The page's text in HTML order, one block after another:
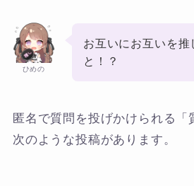
ひめの
お互いにお互いを推
と！？
匿名で質問を投げかけられる「
次のような投稿があります。